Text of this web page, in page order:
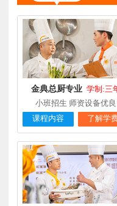
陈** 大厨精英专业
谢** 西点店长班
曾** 厨师长研修
金典总厨专业 学制:三
小班招生 师资设备优良
课程内容
了解学